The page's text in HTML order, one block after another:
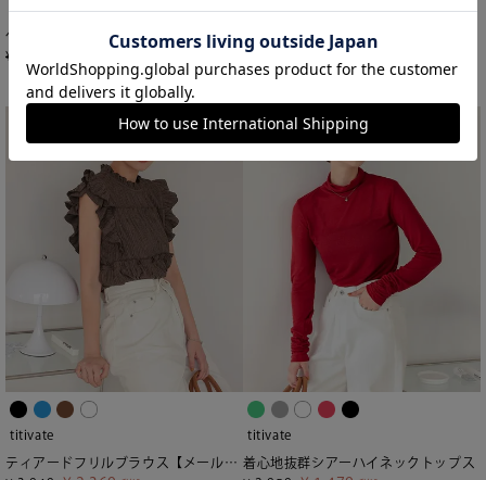
ペプラムシルエットレーストップス
¥
¥
1,479
titivate
ティアードフリルブラウス【メール便可／100】
titivate
着心地抜群シアーハイネックトップス